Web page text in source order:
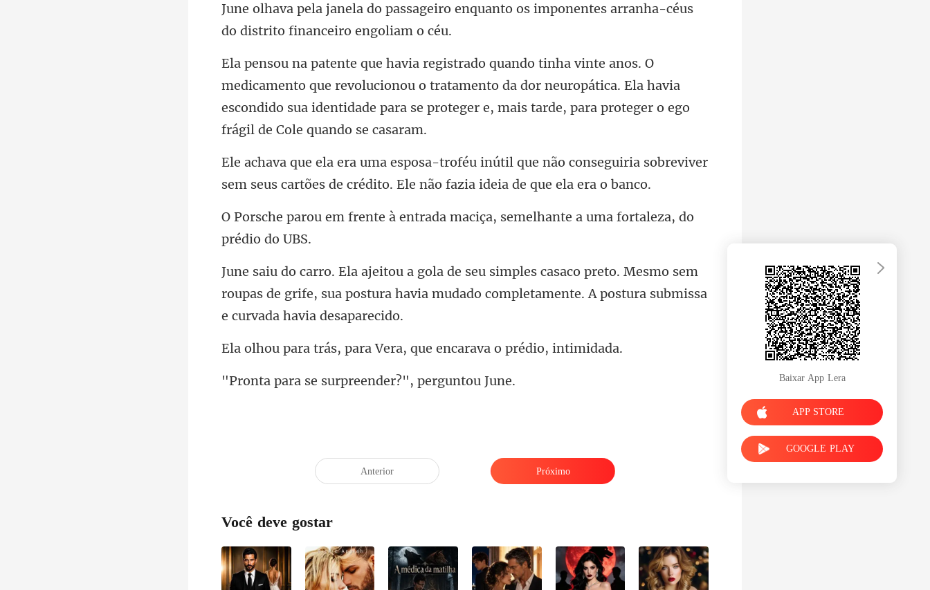
enquanto os imponentes arranha-céus
e revolucionou o tratamento da dor neuropática. Ela havia
escondido sua identidade p
e não conseguiria sobreviver
sem seus cartões de c
ntrada maciça, semelhante a u
preto. Mesmo sem
roupas de grife, sua postura havia mudado co
ara Vera, que encarava
surpreender?",
Anterior Próximo
Você deve gostar
Baixar App Lera
APP STORE
GOOGLE PLAY